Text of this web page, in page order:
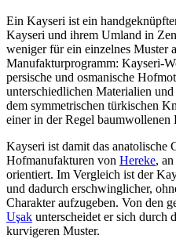
Ein Kayseri ist ein
Kayseri und ihrem Umland in
weniger für ein einzelnes Muster
Manufakturprogramm: Kayseri-
persische und osmanische
unterschiedlichen Materialien
dem symmetrischen türkischen
einer in der Regel baumwollenen
Kayseri ist damit das anatolische
Hofmanufakturen von Hereke,
orientiert. Im Vergleich ist der
und dadurch erschwinglicher,
Charakter aufzugeben. Von den
Uşak unterscheidet er sich durch
kurvigeren Muster.